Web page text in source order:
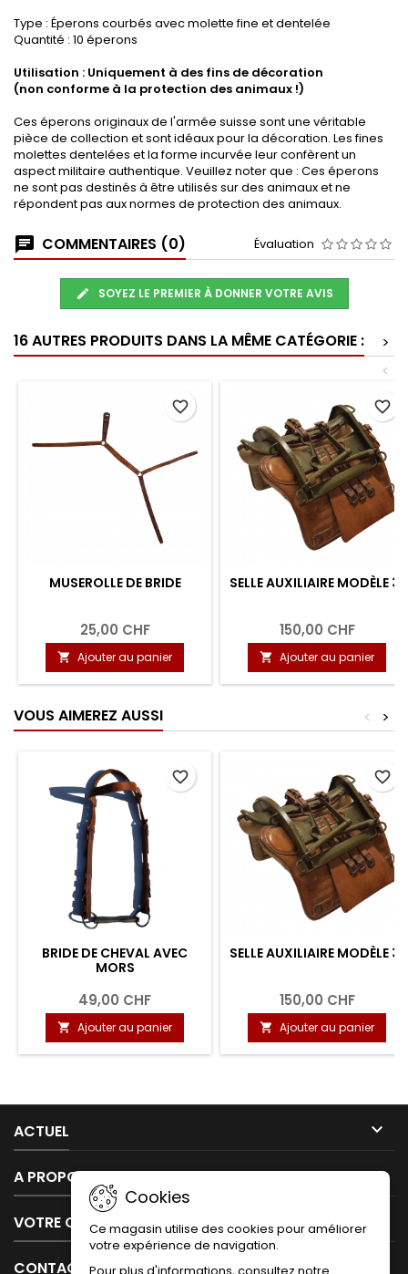
Type : Éperons courbés avec molette fine et dentelée
Quantité : 10 éperons
Utilisation : Uniquement à des fins de décoration
(non conforme à la protection des animaux !)
Ces éperons originaux de l'armée suisse sont une véritable
pièce de collection et sont idéaux pour la décoration. Les fines
molettes dentelées et la forme incurvée leur confèrent un
aspect militaire authentique. Veuillez noter que : Ces éperons
ne sont pas destinés à être utilisés sur des animaux et ne
répondent pas aux normes de protection des animaux.
COMMENTAIRES (0) Évaluation
SOYEZ LE PREMIER À DONNER VOTRE AVIS
16 AUTRES PRODUITS DANS LA MÊME CATÉGORIE :
>
<
MUSEROLLE DE BRIDE
25,00 CHF
 Ajouter au panier
favorite_border
SELLE AUXILIAIRE MODÈLE 31
150,00 CHF
 Ajouter au panier
favorite_border
VOUS AIMEREZ AUSSI >
<
BRIDE DE CHEVAL AVEC
MORS
49,00 CHF
 Ajouter au panier
favorite_border
SELLE AUXILIAIRE MODÈLE 31
150,00 CHF
 Ajouter au panier
favorite_border
ACTUEL 
A PROPOS DE NOUS 
VOTRE COMPTE 
CONTACT
Cookies
Ce magasin utilise des cookies pour améliorer
votre expérience de navigation.